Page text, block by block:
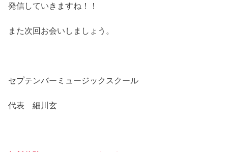
発信していきますね！！
また次回お会いしましょう。
セプテンバーミュージックスクール
代表 細川玄